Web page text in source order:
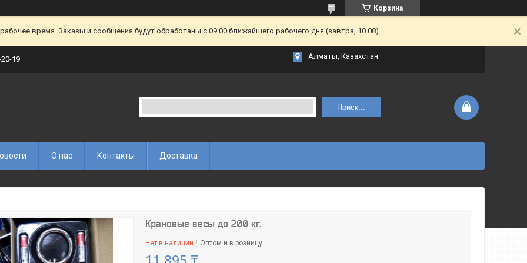
Корзина
время. Заказы и сообщения будут обработаны с 09:00 ближайшего рабочего дня (завтра, 10.08)
19 Алматы, Казахстан
Поиск...
О нас Контакты Доставка
Крановые весы до 200 кг.
Нет в наличии Оптом и в розницу